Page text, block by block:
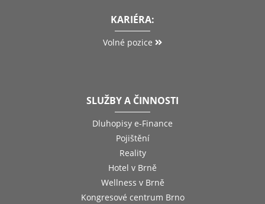
KARIÉRA:
Volné pozice
SLUŽBY A ČINNOSTI
Dluhopisy e-Finance
Pojištění
Reality
Hotel v Brně
Wellness v Brně
Kongresové centrum Brno